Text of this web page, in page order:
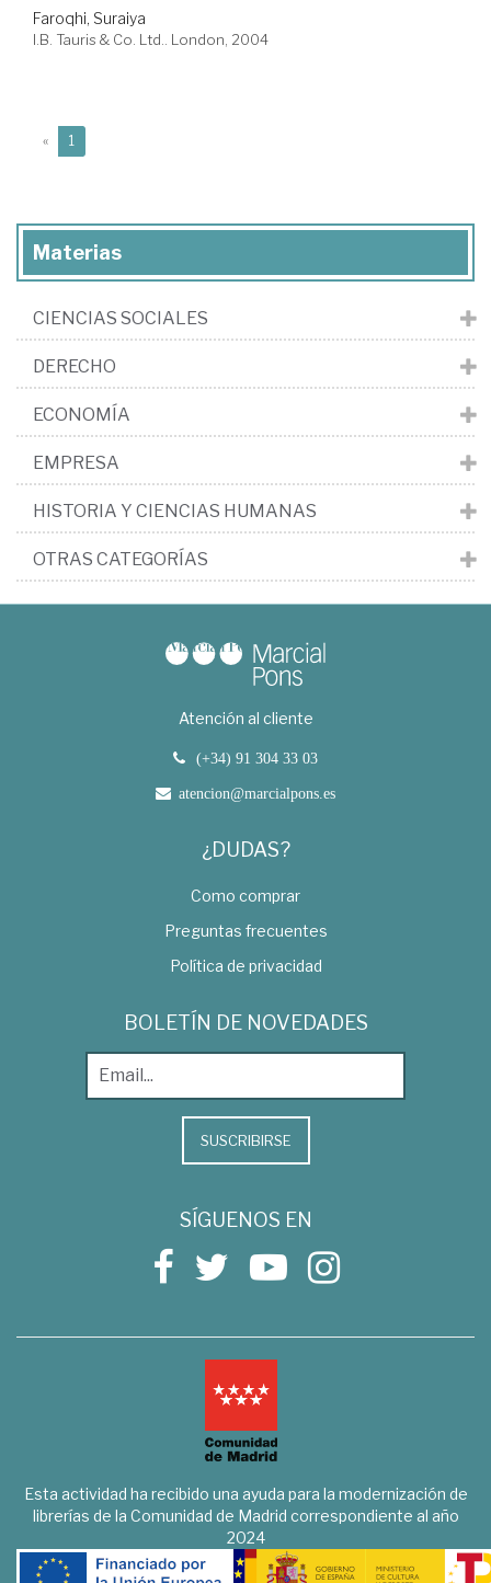
Faroqhi, Suraiya
I.B. Tauris & Co. Ltd.. London, 2004
« 1
Materias
CIENCIAS SOCIALES
DERECHO
ECONOMÍA
EMPRESA
HISTORIA Y CIENCIAS HUMANAS
OTRAS CATEGORÍAS
Atención al cliente
(+34) 91 304 33 03
atencion@marcialpons.es
¿DUDAS?
Como comprar
Preguntas frecuentes
Política de privacidad
BOLETÍN DE NOVEDADES
SUSCRIBIRSE
SÍGUENOS EN
Esta actividad ha recibido una ayuda para la modernización de
librerías de la Comunidad de Madrid correspondiente al año
2024